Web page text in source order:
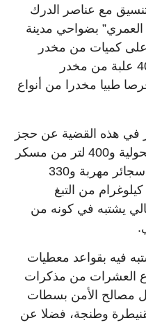
مع عناصر الدرك
العمري” بضواحي مدينة
على كميات من مخدر
“البوفا” والكوكايين والشيرا و400 علبة من مخدر
علاوة على 897 قرصا طبيا مخدرا من أنواع
في هذه القضية عن حجز
1196 قنينة من المشروبات الكحولية و400 لتر من مسكر
ماء الحياة، فضلا عن 180 علبة سجائر مهربة و330
كيلوغرام من مخدر الكيف و80 كيلوغرام من التبغ
يشتبه في كونه من
فيه بقواعد معطيات
العشرات من مذكرات
مصالح الأمن بسطات
وطنجة، فضلا عن